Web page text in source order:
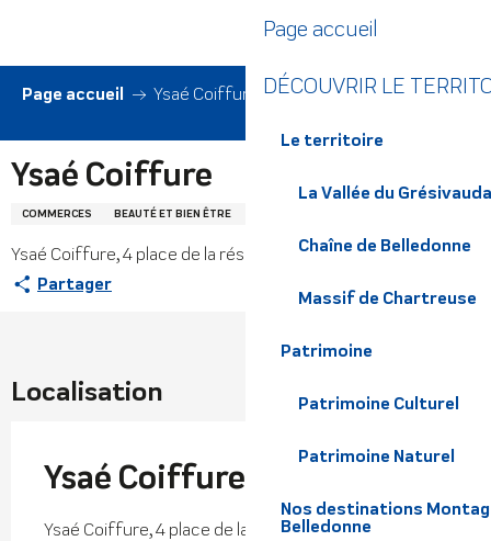
contenu
principal
Page accueil
DÉCOUVRIR LE
Le territoire
La Vallée du
Chaîne de Belledonne
Massif de Chartreuse
Patrimoine
Patrimoine Culturel
Patrimoine Naturel
Nos destinations
Belledonne
Page accueil Ysaé Coiffure
Ysaé Coiffure
COMMERCES BEAUTÉ ET BIEN ÊTRE
Ysaé Coiffure, 4 place de la résistance, 38580 Allevard
Partager
Localisation
Ysaé Coiffure
Ysaé Coiffure, 4 place de la résistance, 38580